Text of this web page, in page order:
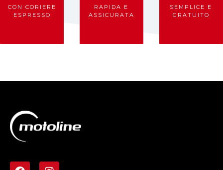
CON CORIERE
ESPRESSO
RAPIDA E
ASSICURATA
SEMPLICE E
GRATUITO